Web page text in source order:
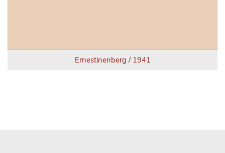
Ernestinenberg / 1941